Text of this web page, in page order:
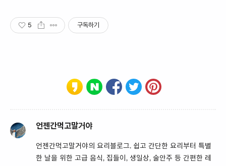
5 구독하기
언젠간먹고말거야
언젠간먹고말거야의 요리블로그. 쉽고 간단한 요리부터 특별
한 날을 위한 고급 음식, 집들이, 생일상, 술안주 등 간편한 레